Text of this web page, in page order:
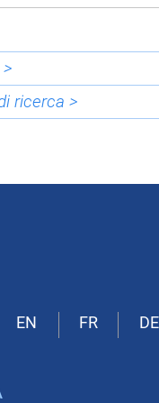
ricerca >